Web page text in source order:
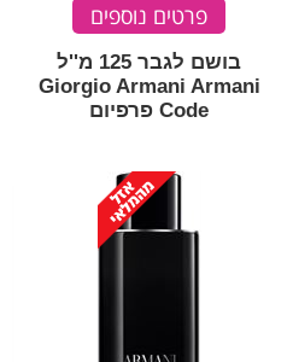
פרטים נוספים
בושם לגבר 125 מ''ל
Giorgio Armani Armani
Code פרפיום